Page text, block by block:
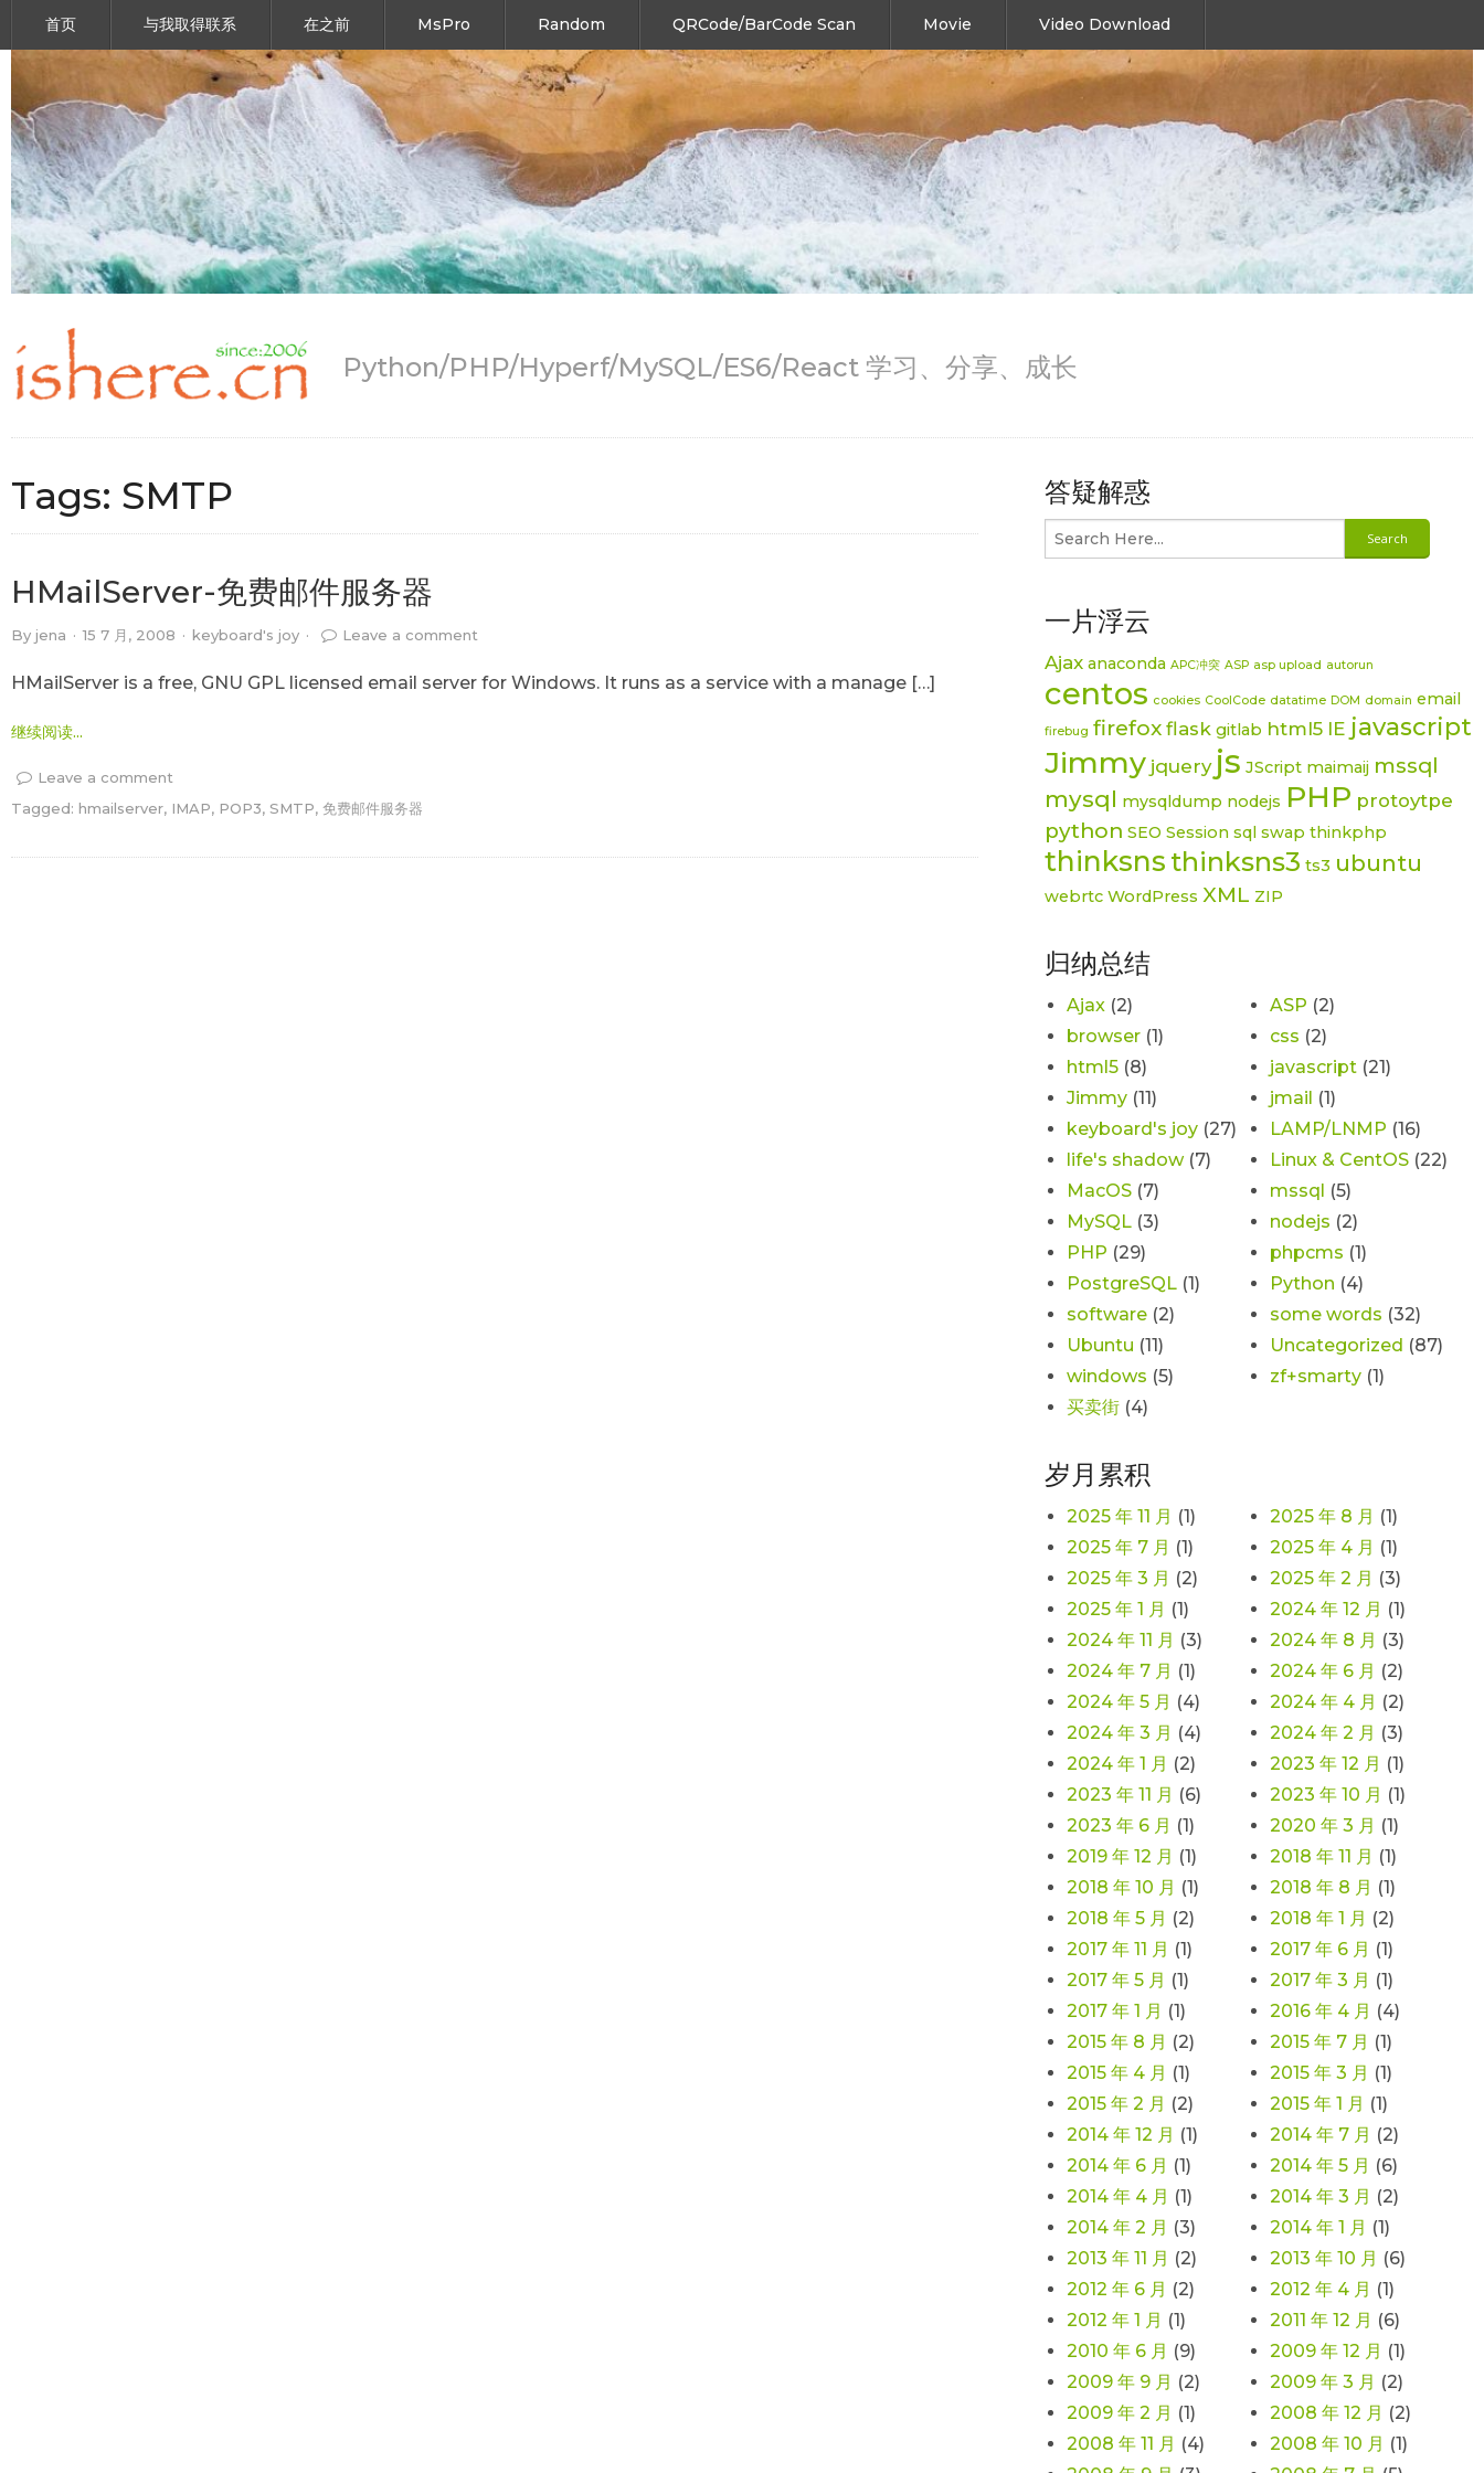
首页 与我取得联系 在之前 MsPro Random QRCode/BarCode Scan Movie Video Download
Python/PHP/Hyperf/MySQL/ES6/React 学习、分享、成长
Tags: SMTP
HMailServer-免费邮件服务器
By jena · 15 7 月, 2008 · keyboard's joy · Leave a comment
HMailServer is a free, GNU GPL licensed email server for Windows. It runs as a service with a manage […]
继续阅读...
Leave a comment
Tagged: hmailserver, IMAP, POP3, SMTP, 免费邮件服务器
答疑解惑
一片浮云
Ajax anaconda APC冲突 ASP asp upload autorun
centos cookies CoolCode datatime DOM domain email
firebug firefox flask gitlab html5 IE javascript
Jimmy jquery js JScript maimaij mssql
mysql mysqldump nodejs PHP protoytpe
python SEO Session sql swap thinkphp
thinksns thinksns3 ts3 ubuntu
webrtc WordPress XML ZIP
归纳总结
Ajax (2) ASP (2)
browser (1) css (2)
html5 (8) javascript (21)
Jimmy (11) jmail (1)
keyboard's joy (27) LAMP/LNMP (16)
life's shadow(7) Linux & CentOS (22)
MacOS (7) mssql (5)
MySQL (3) nodejs (2)
PHP (29) phpcms (1)
PostgreSQL (1) Python (4)
software (2) some words (32)
Ubuntu (11) Uncategorized (87)
windows (5) zf+smarty (1)
买卖街 (4)
岁月累积
2025 年 11 月 (1) 2025 年 8 月 (1)
2025 年 7 月 (1) 2025 年 4 月 (1)
2025 年 3 月 (2) 2025 年 2 月 (3)
2025 年 1 月 (1) 2024 年 12 月 (1)
2024 年 11 月 (3) 2024 年 8 月 (3)
2024 年 7 月 (1) 2024 年 6 月 (2)
2024 年 5 月 (4) 2024 年 4 月 (2)
2024 年 3 月 (4) 2024 年 2 月 (3)
2024 年 1 月 (2) 2023 年 12 月 (1)
2023 年 11 月 (6) 2023 年 10 月 (1)
2023 年 6 月 (1) 2020 年 3 月 (1)
2019 年 12 月 (1) 2018 年 11 月 (1)
2018 年 10 月 (1) 2018 年 8 月 (1)
2018 年 5 月 (2) 2018 年 1 月 (2)
2017 年 11 月 (1) 2017 年 6 月 (1)
2017 年 5 月 (1) 2017 年 3 月 (1)
2017 年 1 月 (1) 2016 年 4 月 (4)
2015 年 8 月 (2) 2015 年 7 月 (1)
2015 年 4 月 (1) 2015 年 3 月 (1)
2015 年 2 月 (2) 2015 年 1 月 (1)
2014 年 12 月 (1) 2014 年 7 月 (2)
2014 年 6 月 (1) 2014 年 5 月 (6)
2014 年 4 月 (1) 2014 年 3 月 (2)
2014 年 2 月 (3) 2014 年 1 月 (1)
2013 年 11 月 (2) 2013 年 10 月 (6)
2012 年 6 月 (2) 2012 年 4 月 (1)
2012 年 1 月 (1) 2011 年 12 月 (6)
2010 年 6 月 (9) 2009 年 12 月 (1)
2009 年 9 月 (2) 2009 年 3 月 (2)
2009 年 2 月 (1) 2008 年 12 月 (2)
2008 年 11 月 (4) 2008 年 10 月 (1)